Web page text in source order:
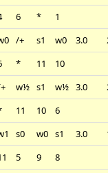
6 *
1
/+ s1 w0 3.0
* 11
10
w½ s1 w½ 3.0
11 10
6
s0 w0 s1 3.0
5 9
8